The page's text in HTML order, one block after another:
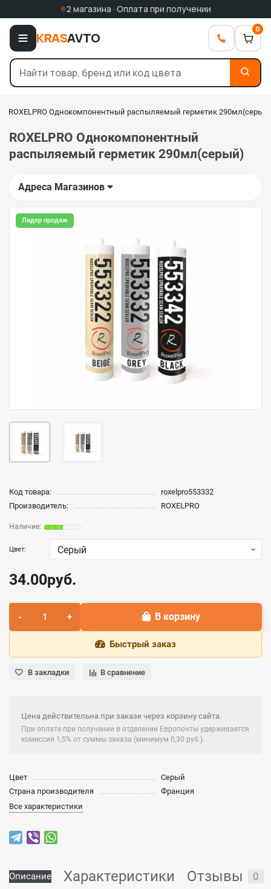
2 магазина · Оплата при получении
KRASAVTO
0
ROXELPRO Однокомпонентный распыляемый герметик 290мл(серый)
ROXELPRO Однокомпонентный
распыляемый герметик 290мл(серый)
Адреса Магазинов
Лидер продаж
Код товара:
roxelpro553332
Производитель:
ROXELPRO
Цвет:
34.00руб.
В корзину
Быстрый заказ
В закладки В сравнение
Цена действительна при заказе через корзину сайта.
При оплате при получении в отделении Европочты удерживается
комиссия 1,5% от суммы заказа (минимум 0,30 руб.).
Цвет
Серый
Страна производителя
Франция
Все характеристики
Описание Характеристики Отзывы 0